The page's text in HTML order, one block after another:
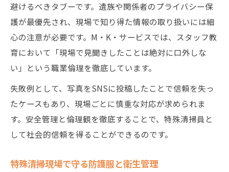
避けるべきタブーです。遺族や関係者のプライバシー保
護が最優先され、現場で知り得た情報の取り扱いには細
心の注意が必要です。M・K・サービスでは、スタッフ教
育において「現場で見聞きしたことは絶対に口外しな
い」という職業倫理を徹底しています。
失敗例として、写真をSNSに投稿したことで信頼を失っ
たケースもあり、現場ごとに慎重な対応が求められま
す。安全管理と倫理観を徹底することで、特殊清掃員と
して社会的信頼を得ることができるのです。
特殊清掃現場で守る防護服と衛生管理